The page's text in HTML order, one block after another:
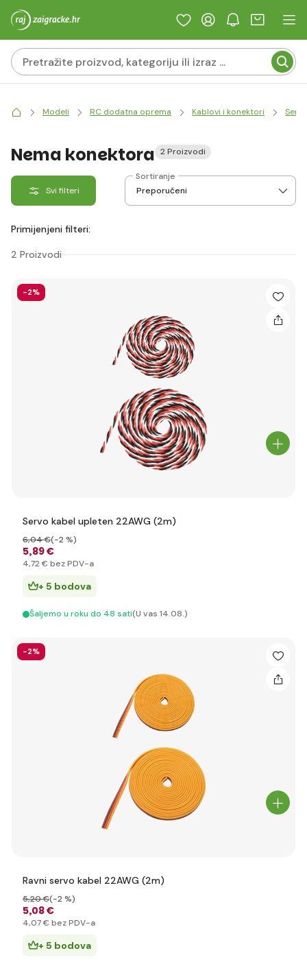
Modeli RC dodatna oprema Kablovi i konektori
Nema konektora 2 Proizvodi
Svi filteri
Sortiranje
Primijenjeni filteri:
2 Proizvodi
-2%
Servo kabel upleten 22AWG (2m)
5,89 €
6,04 €(-2 %)
4,72 € bez PDV-a
+ 5 bodova
Šaljemo u roku do 48 sati(U vas 14.08.)
-2%
Ravni servo kabel 22AWG (2m)
5,08 €
5,20 €(-2 %)
4,07 € bez PDV-a
+ 5 bodova